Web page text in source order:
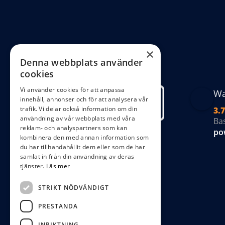
3.7
×
Denna webbplats använder
cookies
Vi använder cookies för att anpassa
innehåll, annonser och för att analysera vår
trafik. Vi delar också information om din
användning av vår webbplats med våra
reklam- och analyspartners som kan
kombinera den med annan information som
du har tillhandahållit dem eller som de har
samlat in från din användning av deras
tjänster. Läs mer
STRIKT NÖDVÄNDIGT
PRESTANDA